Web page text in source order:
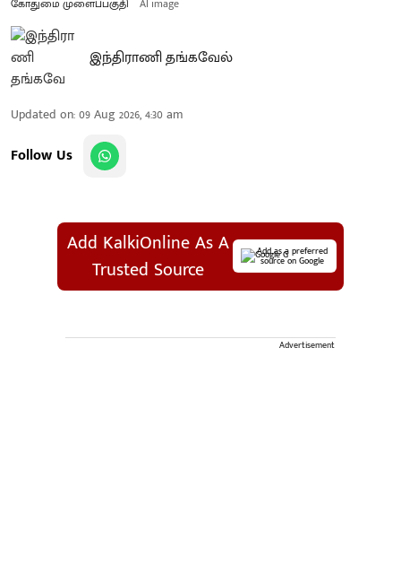
இந்திராணி தங்கவேல்
Updated on:09 Aug 2026, 4:30 am
Follow Us
Add KalkiOnline As A
Trusted Source
Add as a preferred
source on Google
Advertisement